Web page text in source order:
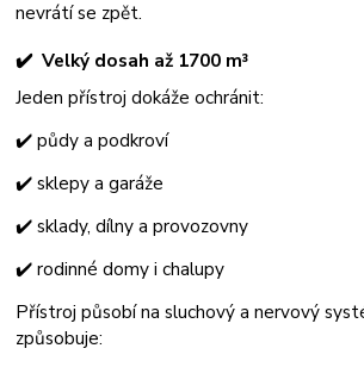
nevrátí se zpět.
✔️ Velký dosah až 1700 m³
Jeden přístroj dokáže ochránit:
✔️ půdy a podkroví
✔️ sklepy a garáže
✔️ sklady, dílny a provozovny
✔️ rodinné domy i chalupy
Přístroj působí na sluchový a nervový
způsobuje: